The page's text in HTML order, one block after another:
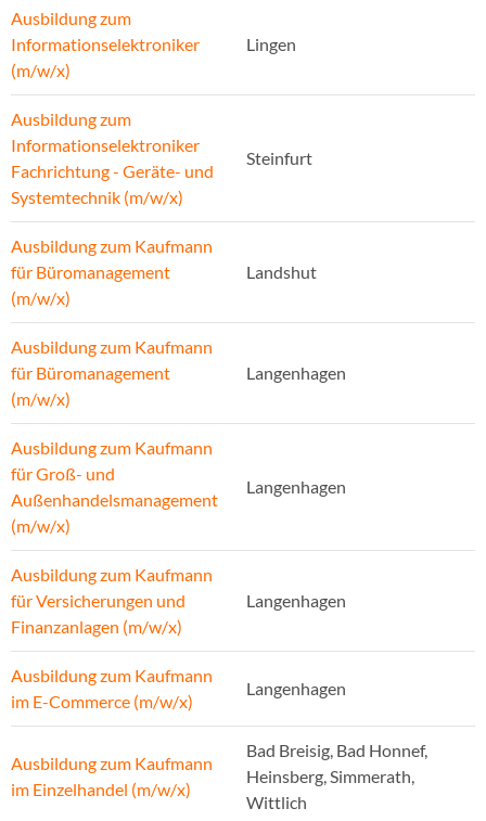
Ausbildung zum
Informationselektroniker
(m/w/x)
Lingen
Ausbildung zum
Informationselektroniker
Fachrichtung - Geräte- und
Systemtechnik (m/w/x)
Steinfurt
Ausbildung zum Kaufmann
für Büromanagement
(m/w/x)
Landshut
Ausbildung zum Kaufmann
für Büromanagement
(m/w/x)
Langenhagen
Ausbildung zum Kaufmann
für Groß- und
Außenhandelsmanagement
(m/w/x)
Langenhagen
Ausbildung zum Kaufmann
für Versicherungen und
Finanzanlagen (m/w/x)
Langenhagen
Ausbildung zum Kaufmann
im E-Commerce (m/w/x)
Langenhagen
Ausbildung zum Kaufmann
im Einzelhandel (m/w/x)
Bad Breisig, Bad Honnef,
Heinsberg, Simmerath,
Wittlich